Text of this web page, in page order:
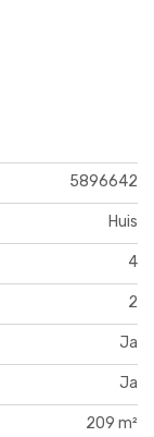
5896642
Huis
4
2
Ja
Ja
209 m²